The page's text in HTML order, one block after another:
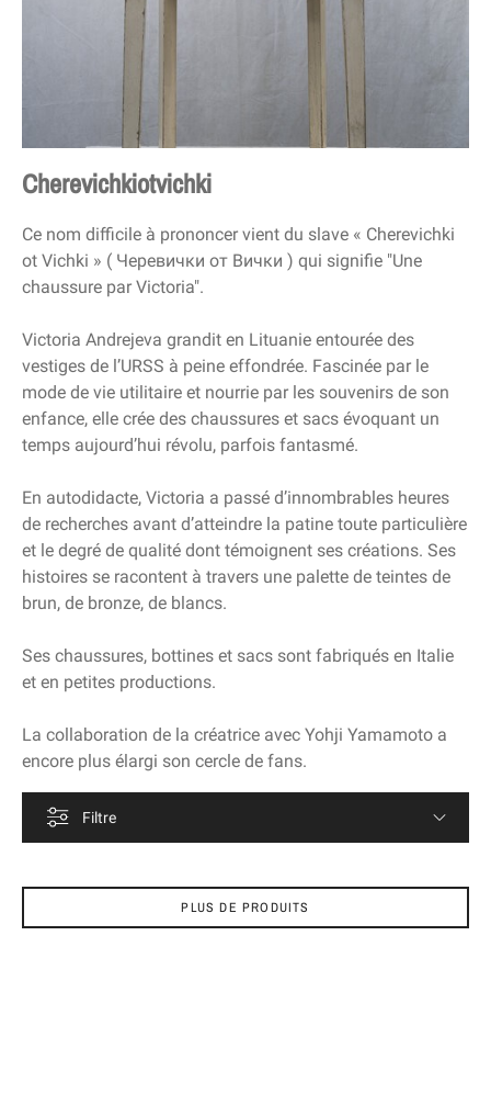
Cherevichkiotvichki
Ce nom difficile à prononcer vient du slave « Cherevichki
ot Vichki » ( Черевички от Bички ) qui signifie "Une
chaussure par Victoria".
Victoria Andrejeva grandit en Lituanie entourée des
vestiges de l’URSS à peine effondrée. Fascinée par le
mode de vie utilitaire et nourrie par les souvenirs de son
enfance, elle crée des chaussures et sacs évoquant un
temps aujourd’hui révolu, parfois fantasmé.
En autodidacte, Victoria a passé d’innombrables heures
de recherches avant d’atteindre la patine toute particulière
et le degré de qualité dont témoignent ses créations. Ses
histoires se racontent à travers une palette de teintes de
brun, de bronze, de blancs.
Ses chaussures, bottines et sacs sont fabriqués en Italie
et en petites productions.
La collaboration de la créatrice avec Yohji Yamamoto a
encore plus élargi son cercle de fans.
Filtre
PLUS DE PRODUITS